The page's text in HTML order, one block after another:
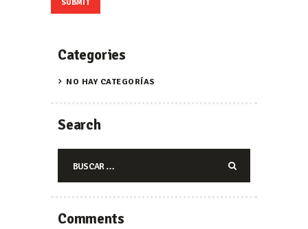
Categories
NO HAY CATEGORÍAS
Search
Comments